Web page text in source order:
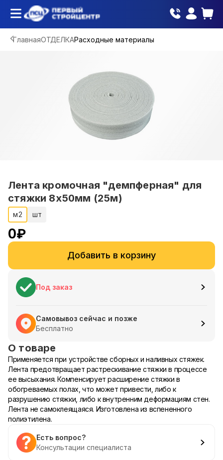
ГлавнаяОТДЕЛКАРасходные материалы
Лента кромочная "демпферная" для
стяжки 8х50мм (25м)
м2 шт
0₽
Добавить в корзину
Под заказ
Самовывоз сейчас и позже
Бесплатно
О товаре
Применяется при устройстве сборных и наливных стяжек.
Лента предотвращает растрескивание стяжки в процессе
ее высыхания. Компенсирует расширение стяжки в
обогреваемых полах, что может привести, либо к
разрушению стяжки, либо к внутренним деформациям стен.
Лента не самоклеящаяся. Изготовлена из вспененного
полиэтилена.
Есть вопрос?
Консультации специалиста